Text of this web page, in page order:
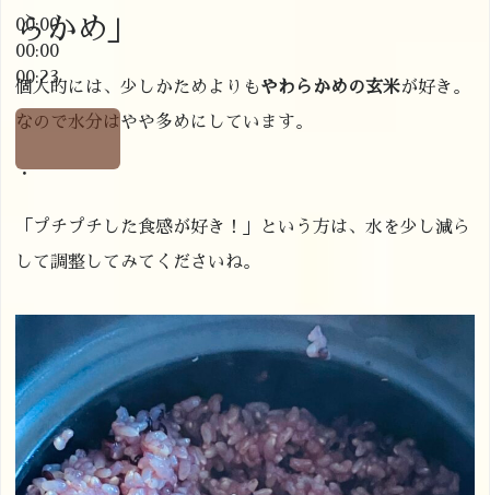
00:00
00:00
00:23
らかめ」
個人的には、少しかためよりもやわらかめの玄米が好き。
なので水分はやや多めにしています。
・
「プチプチした食感が好き！」という方は、水を少し減ら
して調整してみてくださいね。